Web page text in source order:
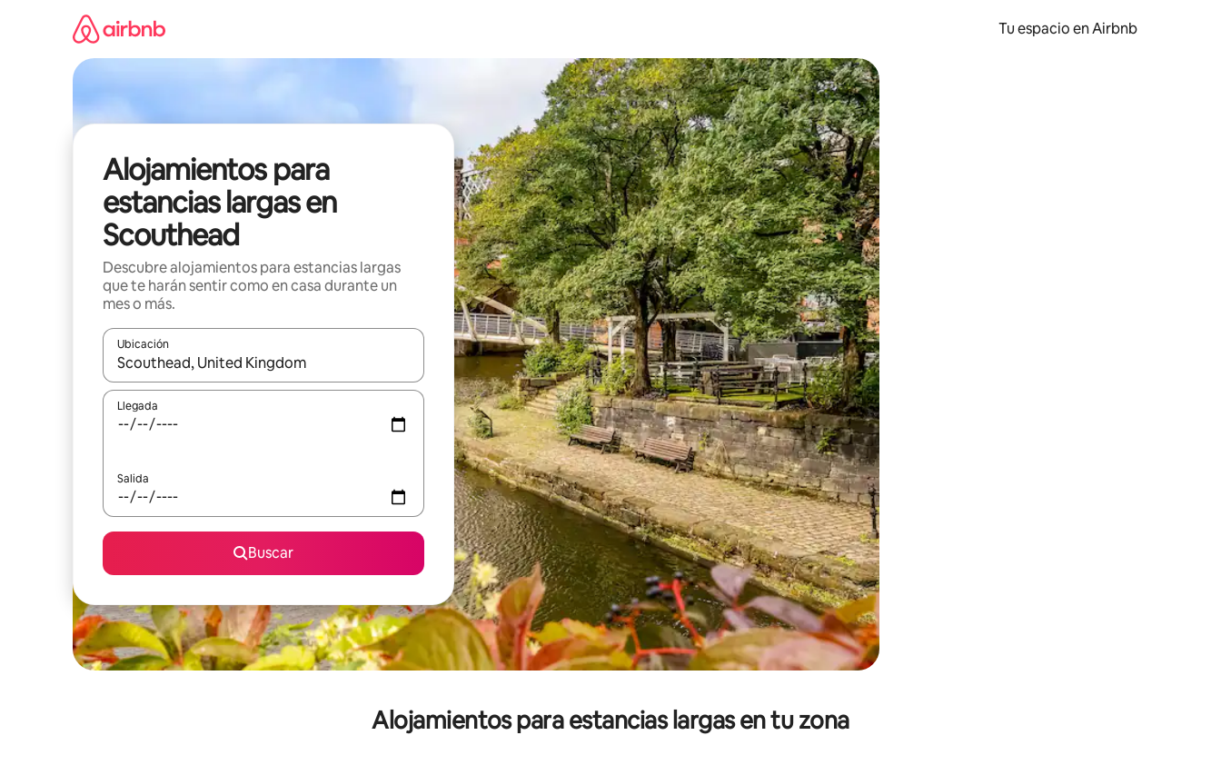
Tu espacio en Airbnb
Alojamientos para
estancias largas en
Scouthead
Descubre alojamientos para estancias largas
que te harán sentir como en casa durante un
mes o más.
Ubicación
Cuando los resultados estén disponibles, podrás navegar usando las teclas de las flechas hacia arriba y hacia abajo, o bien tocando y deslizando la pantalla.
Llegada
Salida
Buscar
Alojamientos para estancias largas en tu zona